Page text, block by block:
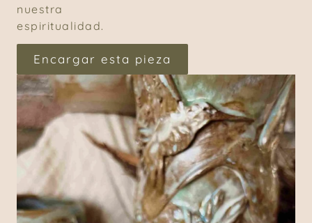
nuestra
espiritualidad.
Encargar esta pieza